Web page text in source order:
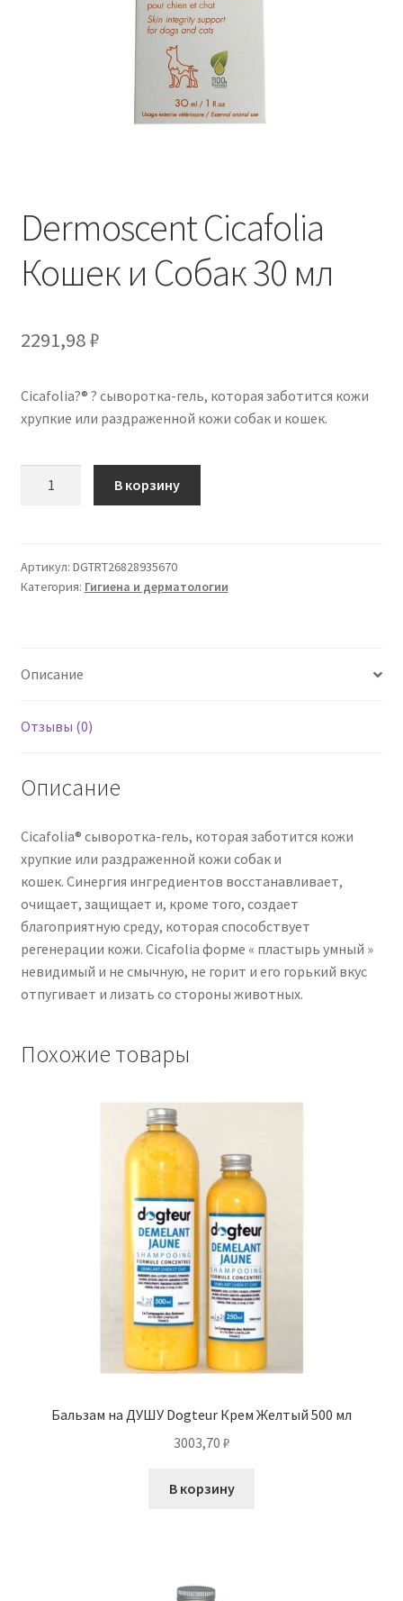
Dermoscent Cicafolia
Кошек и Собак 30 мл
2291,98₽
Cicafolia?® ? сыворотка-гель, которая заботится кожи
хрупкие или раздраженной кожи собак и кошек.
Кошек
и
В корзину
Артикул: DGTRT26828935670
Категория: Гигиена и дерматологии
Описание
Отзывы (0)
Описание
Cicafolia® сыворотка-гель, которая заботится кожи
хрупкие или раздраженной кожи собак и
кошек. Синергия ингредиентов восстанавливает,
очищает, защищает и, кроме того, создает
благоприятную среду, которая способствует
регенерации кожи. Cicafolia форме « пластырь умный »
невидимый и не смычную, не горит и его горький вкус
отпугивает и лизать со стороны животных.
Похожие товары
Бальзам на ДУШУ Dogteur Крем Желтый 500 мл
3003,70 ₽
В корзину